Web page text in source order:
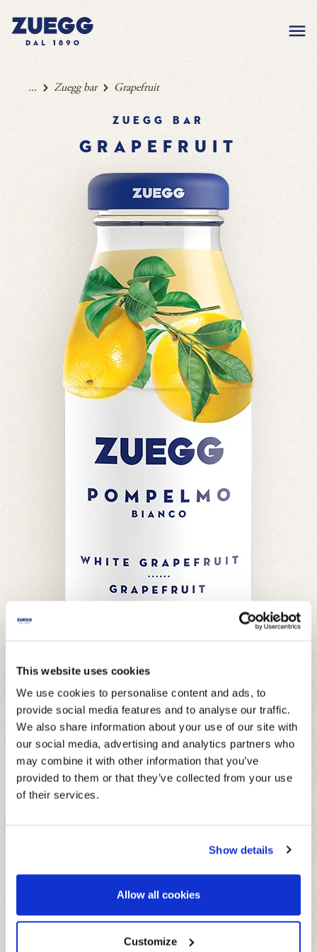
This website uses cookies
We use cookies to personalise content and ads, to
provide social media features and to analyse our traffic.
We also share information about your use of our site with
our social media, advertising and analytics partners who
may combine it with other information that you’ve
provided to them or that they’ve collected from your use
of their services.
Show details
Allow all cookies
Customize
... Zuegg bar Grapefruit
Zuegg bar
GRAPEFRUIT
GLASFLASCHE 200 ML
Die besten Fruchtsorten, die man
unterwegs trinken kann: in den besten
Bars und Clubs.
ZUTATEN
Zucker, Säuerungsmittel: Citronensäure, natürliches Aroma,
Antioxidationsmittel: Ascorbinsäure.
PRO 100ML